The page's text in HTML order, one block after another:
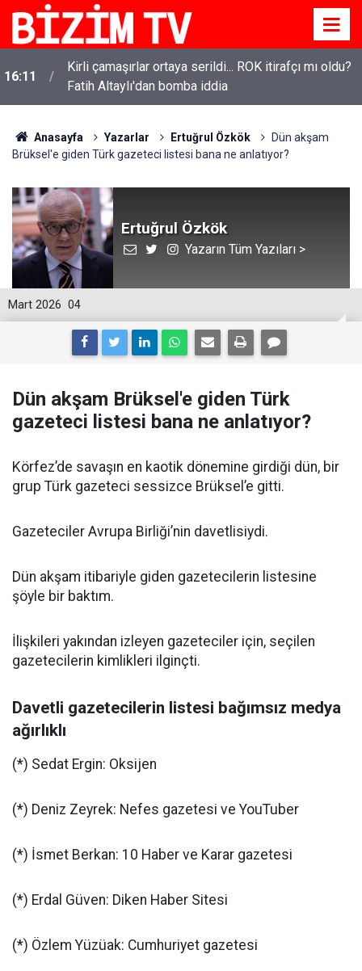
16:11
Kirli çamaşırlar ortaya serildi... ROK itirafçı mı oldu?
Fatih Altaylı'dan bomba iddia
Anasayfa Yazarlar Ertuğrul Özkök
Dün akşam
Brüksel'e giden Türk gazeteci listesi bana ne anlatıyor?
Ertuğrul Özkök
Yazarın Tüm Yazıları >
04
Mart 2026
Dün akşam Brüksel'e giden Türk
gazeteci listesi bana ne anlatıyor?
Körfez’de savaşın en kaotik dönemine girdiği dün, bir
grup Türk gazeteci sessizce Brüksel’e gitti.
Gazeteciler Avrupa Birliği’nin davetlisiydi.
Dün akşam itibariyle giden gazetecilerin listesine
şöyle bir baktım.
İlişkileri yakından izleyen gazeteciler için, seçilen
gazetecilerin kimlikleri ilginçti.
Davetli gazetecilerin listesi bağımsız medya
ağırlıklı
(*) Sedat Ergin: Oksijen
(*) Deniz Zeyrek: Nefes gazetesi ve YouTuber
(*) İsmet Berkan: 10 Haber ve Karar gazetesi
(*) Erdal Güven: Diken Haber Sitesi
(*) Özlem Yüzüak: Cumhuriyet gazetesi